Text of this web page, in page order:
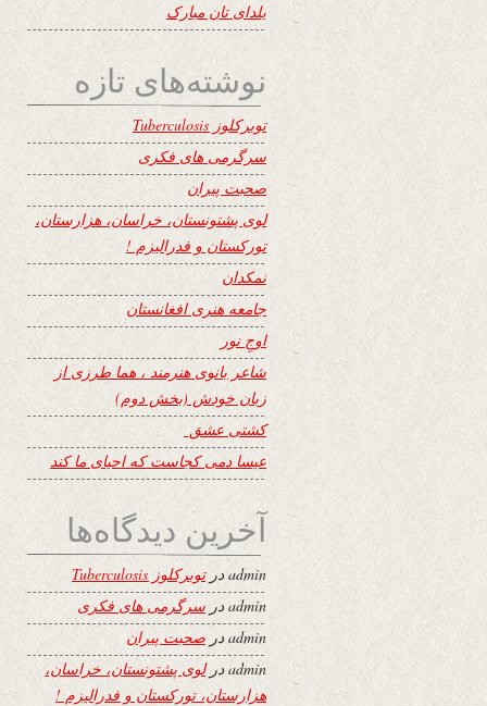
یلدای تان مبارک
نوشته‌های تازه
توبرکلوز Tuberculosis
سرگرمی های فکری
صحبت پیران
لوی پشتونستان، خراسان، هزارستان،
تورکستان و فدرالیزم !
نمکدان
جامعه هنری افغانستان
اوجِ نور
شاعر بانوی هنرمند ، هما طرزی از
زبان خودش (بخش دوم)
کشتی عشق
عیسا دمی کجاست که احیای ما کند
آخرین دیدگاه‌ها
adminدرتوبرکلوز Tuberculosis
admin در سرگرمی های فکری
admin در صحبت پیران
adminدرلوی پشتونستان، خراسان،
هزارستان، تورکستان و فدرالیزم !